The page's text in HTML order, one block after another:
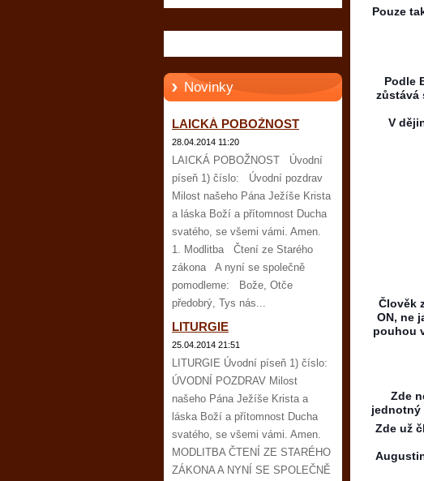
Novinky
LAICKÁ POBOŽNOST
28.04.2014 11:20
LAICKÁ POBOŽNOST Úvodní
píseň 1) číslo: Úvodní pozdrav
Milost našeho Pána Ježíše Krista
a láska Boží a přítomnost Ducha
svatého, se všemi vámi. Amen.
1. Modlitba Čtení ze Starého
zákona A nyní se společně
pomodleme: Bože, Otče
předobrý, Tys nás...
LITURGIE
25.04.2014 21:51
LITURGIE Úvodní píseň 1) číslo:
ÚVODNÍ POZDRAV Milost
našeho Pána Ježíše Krista a
láska Boží a přítomnost Ducha
svatého, se všemi vámi. Amen.
MODLITBA ČTENÍ ZE STARÉHO
ZÁKONA A NYNÍ SE SPOLEČNĚ
Pouze
Podle
zůstává
V
Člověk
ON, ne
pouhou
Zde
jednotný
Zde už